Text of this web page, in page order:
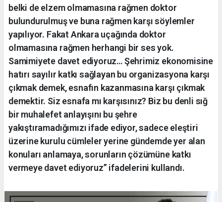
belki de elzem olmamasına rağmen doktor
bulundurulmuş ve buna rağmen karşı söylemler
yapılıyor. Fakat Ankara uçağında doktor
olmamasına rağmen herhangi bir ses yok.
Samimiyete davet ediyoruz… Şehrimiz ekonomisine
hatırı sayılır katkı sağlayan bu organizasyona karşı
çıkmak demek, esnafın kazanmasına karşı çıkmak
demektir. Siz esnafa mı karşısınız? Biz bu denli sığ
bir muhalefet anlayışını bu şehre
yakıştıramadığımızı ifade ediyor, sadece eleştiri
üzerine kurulu cümleler yerine gündemde yer alan
konuları anlamaya, sorunların çözümüne katkı
vermeye davet ediyoruz” ifadelerini kullandı.